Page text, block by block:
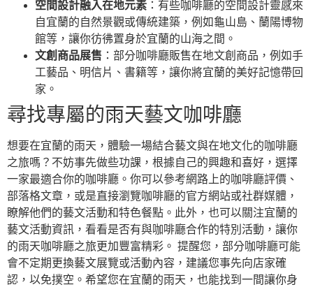
空間設計融入在地元素 ：有些咖啡廳的空間設計靈感來
自宜蘭的自然景觀或傳統建築，例如龜山島、蘭陽博物
館等，讓你彷彿置身於宜蘭的山海之間。
文創商品展售 ：部分咖啡廳販售在地文創商品，例如手
工藝品、明信片、書籍等，讓你將宜蘭的美好記憶帶回
家。
尋找專屬的雨天藝文咖啡廳
想要在宜蘭的雨天，體驗一場結合藝文與在地文化的咖啡廳
之旅嗎？不妨事先做些功課，根據自己的興趣和喜好，選擇
一家最適合你的咖啡廳。你可以參考網路上的咖啡廳評價、
部落格文章，或是直接瀏覽咖啡廳的官方網站或社群媒體，
瞭解他們的藝文活動和特色餐點。此外，也可以關注宜蘭的
藝文活動資訊，看看是否有與咖啡廳合作的特別活動，讓你
的雨天咖啡廳之旅更加豐富精彩。 提醒您，部分咖啡廳可能
會不定期更換藝文展覽或活動內容，建議您事先向店家確
認，以免撲空。希望您在宜蘭的雨天，也能找到一間讓你身